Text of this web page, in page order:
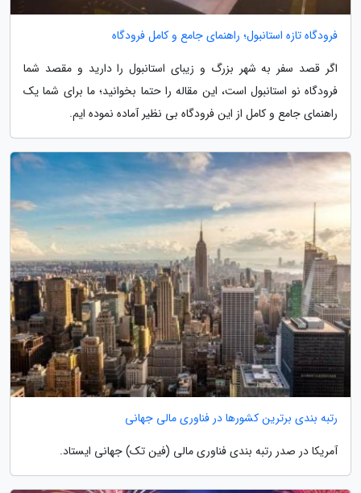
فرودگاه تازه استانبول؛ راهنمای جامع و کامل فرودگاه
اگر قصد سفر به شهر بزرگ و زیبای استانبول را دارید و مقصد شما
فرودگاه نو استانبول است، این مقاله را حتما بخوانید؛ ما برای شما یک
راهنمای جامع و کامل از این فرودگاه بی نظیر آماده نموده ایم.
رتبه بندی برترین کشورها در فناوری مالی جهانی
آمریکا در صدر رتبه بندی فناوری مالی (فین تک) جهانی ایستاد.